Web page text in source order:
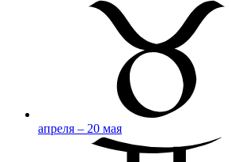
апреля – 20 мая